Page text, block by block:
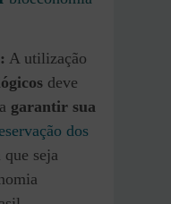
A utilização
deve
garantir sua
dos
que seja